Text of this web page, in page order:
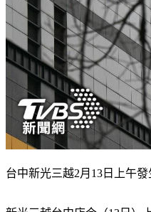
台中新光三越2月13日上午